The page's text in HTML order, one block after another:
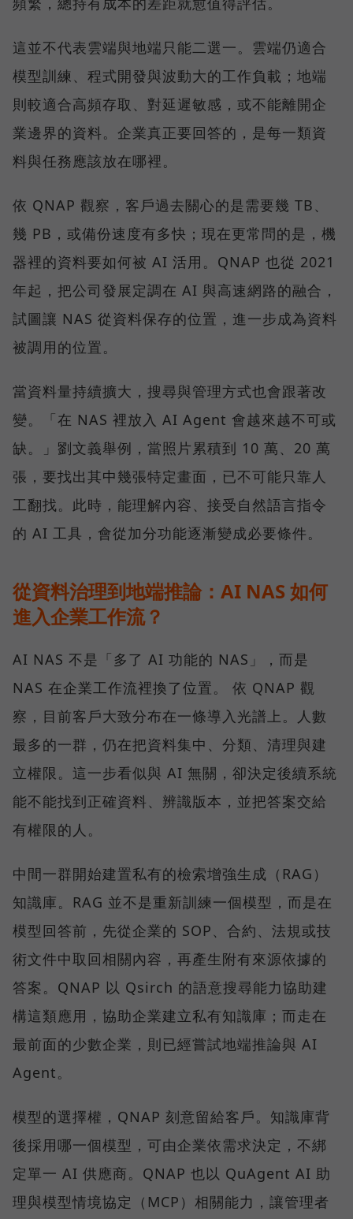
這並不代表雲端與地端只能二選一。雲端仍適合
模型訓練、程式開發與波動大的工作負載；地端
則較適合高頻存取、對延遲敏感，或不能離開企
業邊界的資料。企業真正要回答的，是每一類資
料與任務應該放在哪裡。
依 QNAP 觀察，客戶過去關心的是需要幾 TB、
幾 PB，或備份速度有多快；現在更常問的是，機
器裡的資料要如何被 AI 活用。QNAP 也從 2021
年起，把公司發展定調在 AI 與高速網路的融合，
試圖讓 NAS 從資料保存的位置，進一步成為資料
被調用的位置。
當資料量持續擴大，搜尋與管理方式也會跟著改
變。「在 NAS 裡放入 AI Agent 會越來越不可或
缺。」劉文義舉例，當照片累積到 10 萬、20 萬
張，要找出其中幾張特定畫面，已不可能只靠人
工翻找。此時，能理解內容、接受自然語言指令
的 AI 工具，會從加分功能逐漸變成必要條件。
從資料治理到地端推論：AI NAS 如何
進入企業工作流？
AI NAS 不是「多了 AI 功能的 NAS」，而是
NAS 在企業工作流裡換了位置。 依 QNAP 觀
察，目前客戶大致分布在一條導入光譜上。人數
最多的一群，仍在把資料集中、分類、清理與建
立權限。這一步看似與 AI 無關，卻決定後續系統
能不能找到正確資料、辨識版本，並把答案交給
有權限的人。
中間一群開始建置私有的檢索增強生成（RAG）
知識庫。RAG 並不是重新訓練一個模型，而是在
模型回答前，先從企業的 SOP、合約、法規或技
術文件中取回相關內容，再產生附有來源依據的
答案。QNAP 以 Qsirch 的語意搜尋能力協助建
構這類應用，協助企業建立私有知識庫；而走在
最前面的少數企業，則已經嘗試地端推論與 AI
Agent。
模型的選擇權，QNAP 刻意留給客戶。知識庫背
後採用哪一個模型，可由企業依需求決定，不綁
定單一 AI 供應商。QNAP 也以 QuAgent AI 助
理與模型情境協定（MCP）相關能力，讓管理者